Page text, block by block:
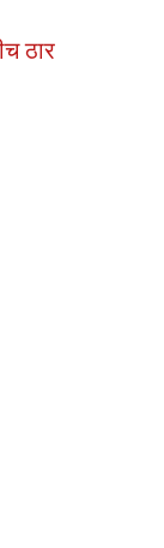
ठार